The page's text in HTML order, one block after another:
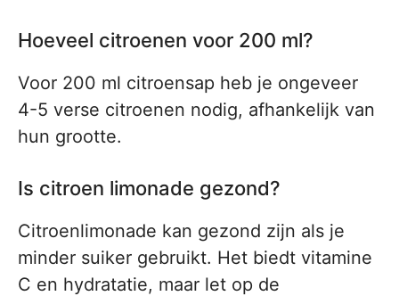
Hoeveel citroenen voor 200 ml?
Voor 200 ml citroensap heb je ongeveer
4-5 verse citroenen nodig, afhankelijk van
hun grootte.
Is citroen limonade gezond?
Citroenlimonade kan gezond zijn als je
minder suiker gebruikt. Het biedt vitamine
C en hydratatie, maar let op de